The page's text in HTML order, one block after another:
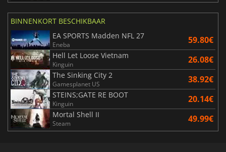
BINNENKORT BESCHIKBAAR
EA SPORTS Madden NFL 27
Eneba 59.80€
Hell Let Loose Vietnam
Kinguin 26.08€
The Sinking City 2
Gamesplanet US 38.92€
STEINS;GATE RE BOOT
Kinguin 20.14€
Mortal Shell II
Steam 49.99€